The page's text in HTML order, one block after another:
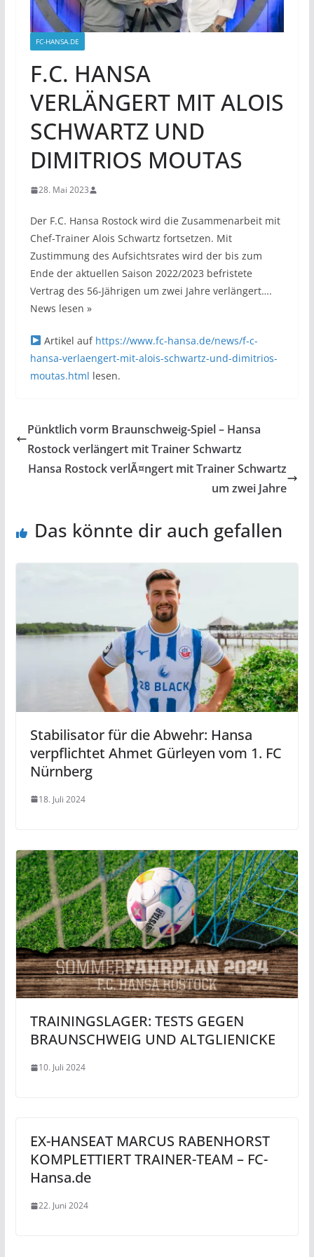
FC-HANSA.DE
F.C. HANSA
VERLÄNGERT MIT ALOIS
SCHWARTZ UND
DIMITRIOS MOUTAS
28. Mai 2023
Der F.C. Hansa Rostock wird die Zusammenarbeit mit
Chef-Trainer Alois Schwartz fortsetzen. Mit
Zustimmung des Aufsichtsrates wird der bis zum
Ende der aktuellen Saison 2022/2023 befristete
Vertrag des 56-Jährigen um zwei Jahre verlängert….
News lesen »
Artikel auf https://www.fc-hansa.de/news/f-c-
hansa-verlaengert-mit-alois-schwartz-und-dimitrios-
moutas.html lesen.
Pünktlich vorm Braunschweig-Spiel – Hansa
Rostock verlängert mit Trainer Schwartz
Hansa Rostock verlÃ¤ngert mit Trainer Schwartz
um zwei Jahre
Das könnte dir auch gefallen
Stabilisator für die Abwehr: Hansa
verpflichtet Ahmet Gürleyen vom 1. FC
Nürnberg
18. Juli 2024
TRAININGSLAGER: TESTS GEGEN
BRAUNSCHWEIG UND ALTGLIENICKE
10. Juli 2024
EX-HANSEAT MARCUS RABENHORST
KOMPLETTIERT TRAINER-TEAM – FC-
Hansa.de
22. Juni 2024